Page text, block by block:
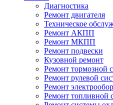
Диагностика
Ремонт двигателя
Техническое
Ремонт АКПП
Ремонт МКПП
Ремонт подвески
Кузовной ремонт
Ремонт тормозной
Ремонт рулевой
Ремонт
Ремонт топливной